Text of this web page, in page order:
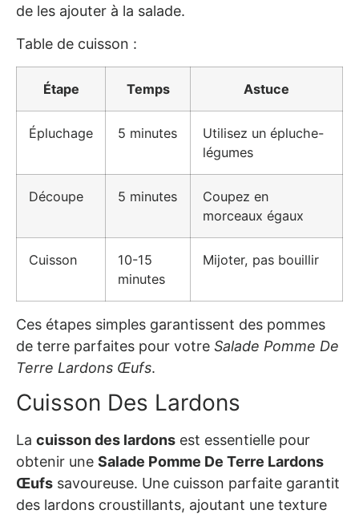
de les ajouter à la salade.
Table de cuisson :
Étape Temps Astuce
Épluchage 5 minutes
Utilisez un épluche-
légumes
Découpe 5 minutes
Coupez en
morceaux égaux
Cuisson
10-15
minutes
Mijoter, pas bouillir
Ces étapes simples garantissent des pommes
de terre parfaites pour votre Salade Pomme De
Terre Lardons Œufs.
Cuisson Des Lardons
La cuisson des lardons est essentielle pour
obtenir une Salade Pomme De Terre Lardons
Œufs savoureuse. Une cuisson parfaite garantit
des lardons croustillants, ajoutant une texture